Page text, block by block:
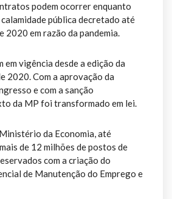
podem ocorrer enquanto
pública decretado até
2020 em razão da pandemia.
em vigência desde a edição da
2020. Com a aprovação da
e com a sanção
da MP foi transformado em lei.
da Economia, até
de 12 milhões de postos de
com a criação do
de Manutenção do Emprego e